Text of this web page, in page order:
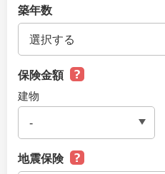
築年数
保険金額
建物
地震保険